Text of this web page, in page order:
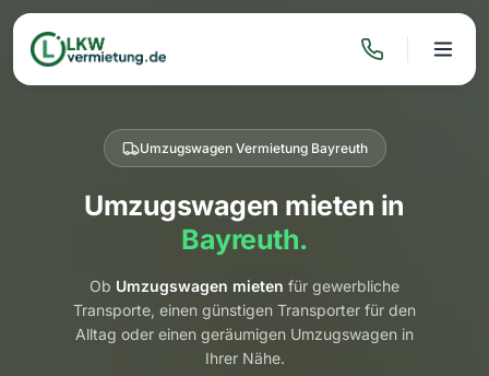
Umzugswagen Vermietung Bayreuth
Umzugswagen mieten in
Bayreuth.
Ob Umzugswagen mieten für gewerbliche
Transporte, einen günstigen Transporter für den
Alltag oder einen geräumigen Umzugswagen in
Ihrer Nähe.